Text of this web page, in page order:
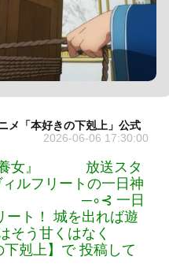
メ「本好きの下剋上」公式
2026-06-06 17:30:00
の養女』 放送スタ
ルフリートの一日神
一日
ート！ 城を出れば遊
そう甘くはなく
剋上】で 投稿して